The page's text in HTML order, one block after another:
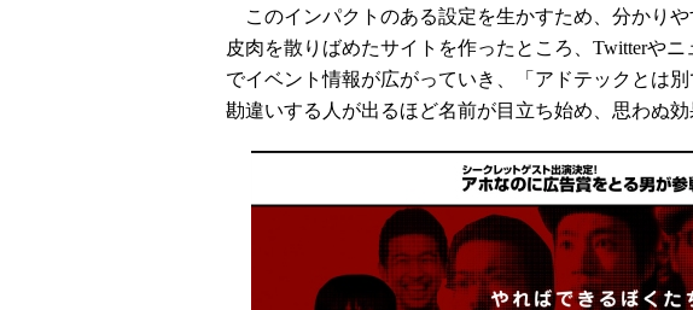
このインパクトのある設定を生かすため、分かり
皮肉を散りばめたサイトを作ったところ、Twitterや
でイベント情報が広がっていき、「アドテックとは
勘違いする人が出るほど名前が目立ち始め、思わぬ効